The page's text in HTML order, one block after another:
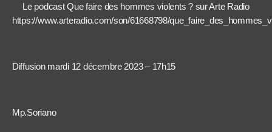
Le podcast Que faire des hommes violents ? sur Arte Radio
https://www.arteradio.com/son/61668798/
Diffusion mardi 12 décembre 2023 – 17h15
Mp.Soriano